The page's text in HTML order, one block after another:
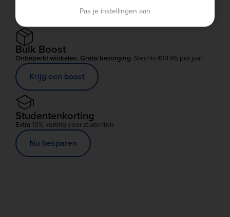
Bulk Boost
Onbeperkt winkelen. Gratis bezorging. Slechts €14.95 per jaar.
Krijg een boost
Studentenkorting
Extra 10% korting voor studenten
Nu besparen
Pas je instellingen aan